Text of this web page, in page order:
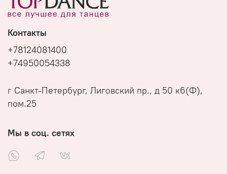
Контакты
+78124081400
+74950054338
г Санкт-Петербург, Лиговский пр., д 50 к6(Ф),
пом.25
Мы в соц. сетях